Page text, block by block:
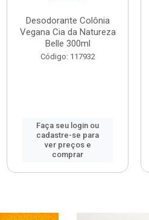
Desodorante Colônia
Vegana Cia da Natureza
Belle 300ml
Código: 117932
Faça seu login ou
cadastre-se para
ver preços e
comprar